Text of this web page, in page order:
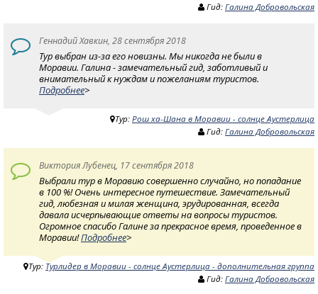
Гид: Галина Добровольская
Геннадий Хавкин, 28 сентября 2018
Тур выбран из-за его новизны. Мы никогда не были в
Моравии. Галина - замечательный гид, заботливый и
внимательный к нуждам и пожеланиям туристов.
Подробнее>
Тур: Рош ха-Шана в Моравии - солнце Аустерлица
Гид: Галина Добровольская
Виктория Лубенец, 17 сентября 2018
Выбрали тур в Моравию совершенно случайно, но попадание
в 100 %! Очень интересное путешествие. Замечательный
гид, любезная и милая женщина, эрудированная, всегда
давала исчерпывающие ответы на вопросы туристов.
Огромное спасибо Галине за прекрасное время, проведенное в
Моравии!Подробнее>
Тур: Турлидер в Моравии - солнце Аустерлица - дополнительная группа
Гид: Галина Добровольская